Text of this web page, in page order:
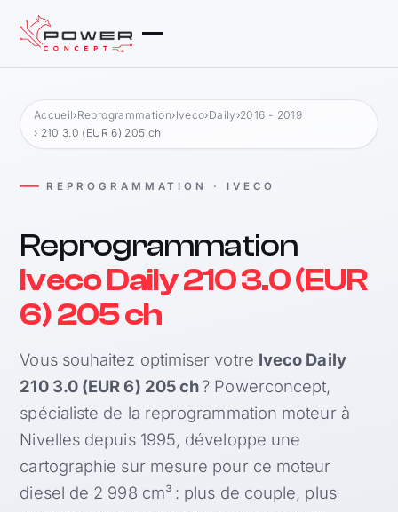
Accueil›Reprogrammation›Iveco›Daily ›2016 - 2019
› 210 3.0 (EUR 6) 205 ch
REPROGRAMMATION · IVECO
Reprogrammation
Iveco Daily 210 3.0 (EUR
6) 205 ch
Vous souhaitez optimiser votre Iveco Daily
210 3.0 (EUR 6) 205 ch? Powerconcept,
spécialiste de la reprogrammation moteur à
Nivelles depuis 1995, développe une
cartographie sur mesure pour ce moteur
diesel de 2 998 cm³ : plus de couple, plus